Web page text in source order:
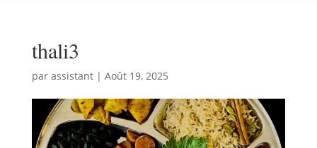
thali3
par assistant| Août 19, 2025